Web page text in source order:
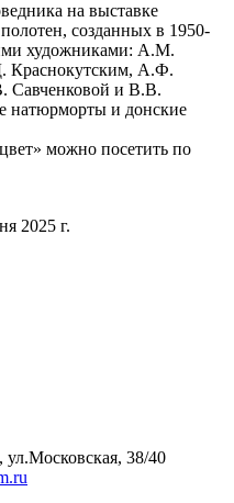
на выставке
созданных в 1950-
художниками: А.М.
А.Ф.
и В.В.
натюрморты и донские
можно посетить по
2025 г.
ул.Московская, 38/40